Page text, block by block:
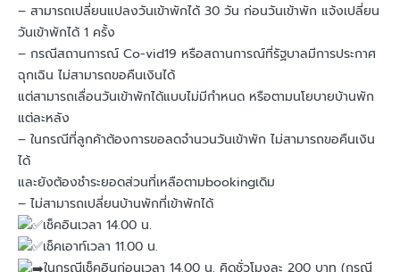
– สามารถเปลี่ยนแปลงวันเข้าพักได้ 30 วัน ก่อนวันเข้าพัก แจ้งเปลี่ยน
วันเข้าพักได้ 1 ครั้ง
– กรณีสถานการณ์ Co-vid19 หรือสถานการณ์ที่รัฐบาลมีการประกาศ
ฉุกเฉิน ไม่สามารถขอคืนเงินได้
แต่สามารถเลื่อนวันเข้าพักได้แบบไม่มีกำหนด หรือตามนโยบายบ้านพัก
แต่ละหลัง
– ในกรณีที่ลูกค้าต้องการขอลดจำนวนวันเข้าพัก ไม่สามารถขอคืนเงิน
ได้
และยังต้องชำระยอดส่วนที่เหลือตามbookingเดิม
– ไม่สามารถเปลี่ยนบ้านพักที่เข้าพักได้
เช็คอินเวลา 14.00 น.
เช็คเอาท์เวลา 11.00 น.